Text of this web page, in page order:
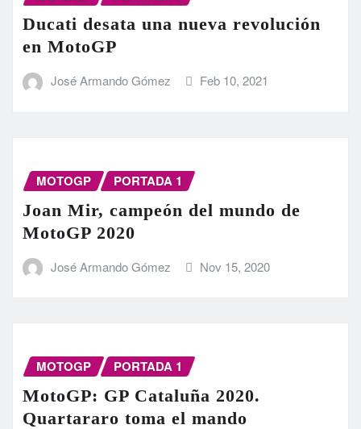
Ducati desata una nueva revolución
en MotoGP
José Armando Gómez Feb 10, 2021
MOTOGP PORTADA 1
Joan Mir, campeón del mundo de
MotoGP 2020
José Armando Gómez Nov 15, 2020
MOTOGP PORTADA 1
MotoGP: GP Cataluña 2020.
Quartararo toma el mando